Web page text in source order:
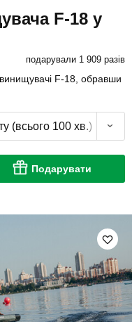
F-18 у
подарували 1 909 разів
винищувачі F-18, обравши
(всього 100 хв.)
Подарувати